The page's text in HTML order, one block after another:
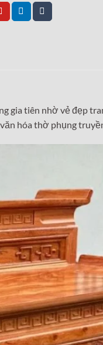
gia tiên nhờ vẻ đẹp
hóa thờ phụng